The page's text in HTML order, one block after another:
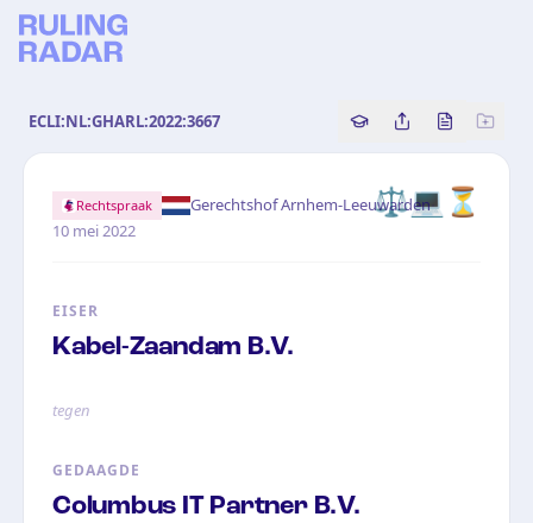
ECLI:NL:GHARL:2022:3667 Copy source
Share this
Bekijk
⚖️💻 ⏳
Rechtspraak Gerechtshof Arnhem-Leeuwarden·
10 mei 2022
EISER
Kabel-Zaandam B.V.
tegen
GEDAAGDE
Columbus IT Partner B.V.